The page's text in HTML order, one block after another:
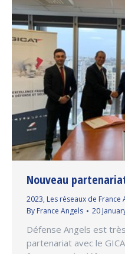
Nouveau
2023, Les réseaux de France
By France Angels 20
Défense Angels est
partenariat avec le